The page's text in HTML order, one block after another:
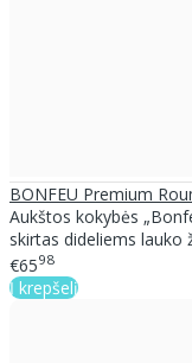
BONFEU Premium
Aukštos kokybės
skirtas dideliems lauko
€6598
Į krepšelį